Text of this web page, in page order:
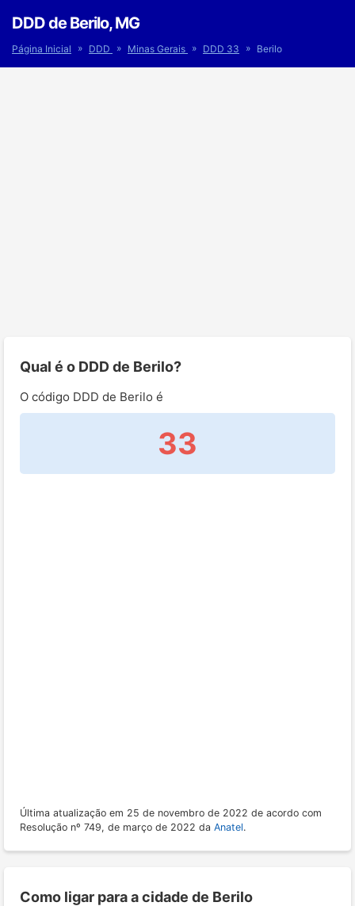
DDD de Berilo, MG
Página Inicial » DDD » Minas Gerais » DDD 33 » Berilo
Qual é o DDD de Berilo?
O código DDD de Berilo é
33
Última atualização em 25 de novembro de 2022 de acordo com
Resolução nº 749, de março de 2022 da Anatel.
Como ligar para a cidade de Berilo